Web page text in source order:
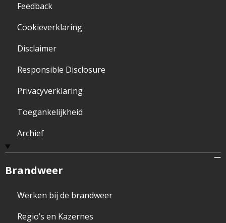
Feedback
Cookieverklaring
Disclaimer
Responsible Disclosure
Privacyverklaring
Toegankelijkheid
Archief
Brandweer
Werken bij de brandweer
Regio’s en Kazernes